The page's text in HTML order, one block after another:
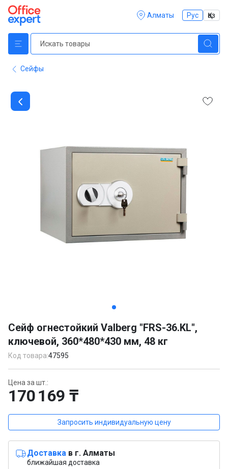
Алматы Рус Қаз
Сейфы
of
2
Сейф огнестойкий Valberg "FRS-36.KL",
ключевой, 360*480*430 мм, 48 кг
Код товара:47595
Цена за шт.:
170 169 ₸
Запросить индивидуальную цену
Доставка в г. Алматы
ближайшая доставка